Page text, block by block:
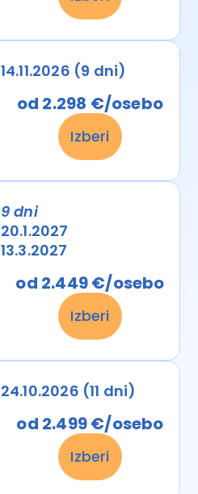
14.11.2026 (9 dni)
od 2.298 €/osebo
Izberi
9 dni
20.1.2027
13.3.2027
od 2.449 €/osebo
Izberi
24.10.2026 (11 dni)
od 2.499 €/osebo
Izberi